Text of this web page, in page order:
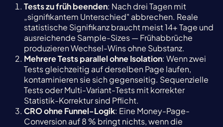
Tests zu früh beenden: Nach drei Tagen mit
„signifikantem Unterschied" abbrechen. Reale
statistische Signifikanz braucht meist 14+ Tage und
ausreichende Sample-Sizes — Frühabbrüche
produzieren Wechsel-Wins ohne Substanz.
Mehrere Tests parallel ohne Isolation: Wenn zwei
Tests gleichzeitig auf derselben Page laufen,
kontaminieren sie sich gegenseitig. Sequenzielle
Tests oder Multi-Variant-Tests mit korrekter
Statistik-Korrektur sind Pflicht.
CRO ohne Funnel-Logik: Eine Money-Page-
Conversion auf 8 % bringt nichts, wenn die